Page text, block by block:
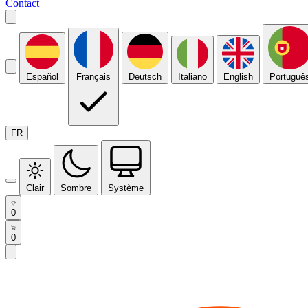
Contact
Español Français Deutsch Italiano English
FR
Clair Sombre Système
0
0